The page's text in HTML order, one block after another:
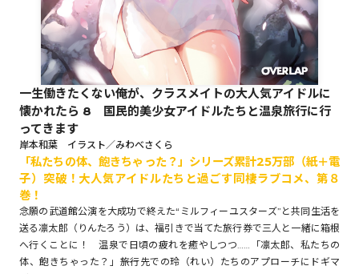
コミックガルド
コミッククリエ
リキューレ
コミックパルフェ
一生働きたくない俺が、クラスメイトの大人気アイドルに
懐かれたら 8 国民的美少女アイドルたちと温泉旅行に行
ってきます
岸本和葉 イラスト／みわべさくら
「私たちの体、飽きちゃった？」シリーズ累計25万部（紙＋電
子）突破！大人気アイドルたちと過ごす同棲ラブコメ、第８
巻！
念願の武道館公演を大成功で終えた“ミルフィーユスターズ”と共同生活を
送る凛太郎（りんたろう）は、福引きで当てた旅行券で三人と一緒に箱根
へ行くことに！ 温泉で日頃の疲れを癒やしつつ……「凛太郎、私たちの
体、飽きちゃった？」――旅行先での玲（れい）たちのアプローチにドギマ